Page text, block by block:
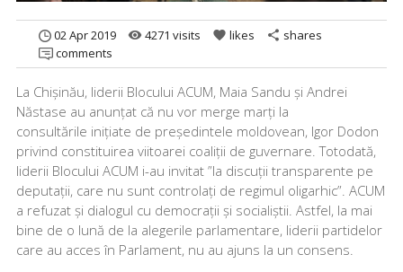
02 Apr 2019 remove_red_eye 4271 visits favorite likes share shares
comments
La Chișinău, liderii Blocului ACUM, Maia Sandu și Andrei
Năstase au anunțat că nu vor merge marți la
consultările inițiate de președintele moldovean, Igor Dodon
privind constituirea viitoarei coaliții de guvernare. Totodată,
liderii Blocului ACUM i-au invitat ”la discuții transparente pe
deputații, care nu sunt controlați de regimul oligarhic”. ACUM
a refuzat și dialogul cu democrații și socialiștii. Astfel, la mai
bine de o lună de la alegerile parlamentare, liderii partidelor
care au acces în Parlament, nu au ajuns la un consens.